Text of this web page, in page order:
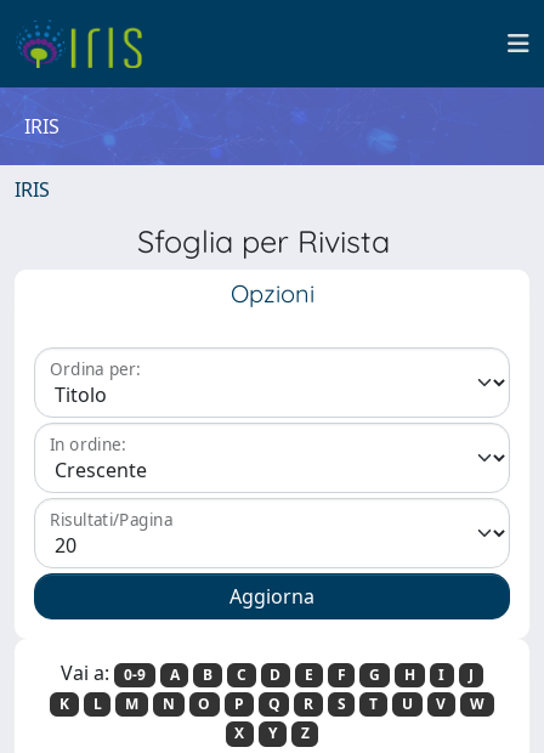
IRIS
IRIS
Sfoglia per Rivista
Opzioni
Ordina per:
In ordine:
Risultati/Pagina
Vai a: 0-9 A B C D E F G H I
J
K
L M N O P Q R S T U V
W
X
Y Z